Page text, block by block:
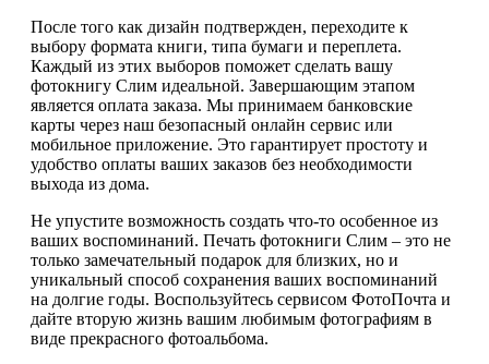
После того как дизайн подтвержден, переходите к
выбору формата книги, типа бумаги и переплета.
Каждый из этих выборов поможет сделать вашу
фотокнигу Слим идеальной. Завершающим этапом
является оплата заказа. Мы принимаем банковские
карты через наш безопасный онлайн сервис или
мобильное приложение. Это гарантирует простоту и
удобство оплаты ваших заказов без необходимости
выхода из дома.
Не упустите возможность создать что-то особенное из
ваших воспоминаний. Печать фотокниги Слим – это не
только замечательный подарок для близких, но и
уникальный способ сохранения ваших воспоминаний
на долгие годы. Воспользуйтесь сервисом ФотоПочта и
дайте вторую жизнь вашим любимым фотографиям в
виде прекрасного фотоальбома.